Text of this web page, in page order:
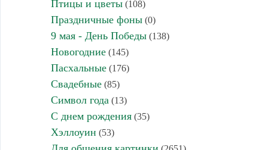
Птицы и цветы(108)
Праздничные фоны(0)
9 мая - День Победы(138)
Новогодние(145)
Пасхальные(176)
Свадебные(85)
Символ года (13)
С днем рождения(35)
Хэллоуин (53)